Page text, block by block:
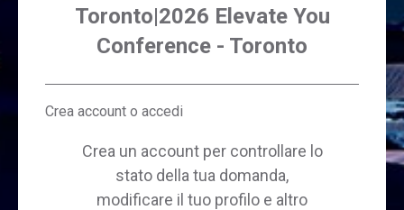
Toronto|2026 Elevate You
Conference - Toronto
Crea account o accedi
Crea un account per controllare lo
stato della tua domanda,
modificare il tuo profilo e altro